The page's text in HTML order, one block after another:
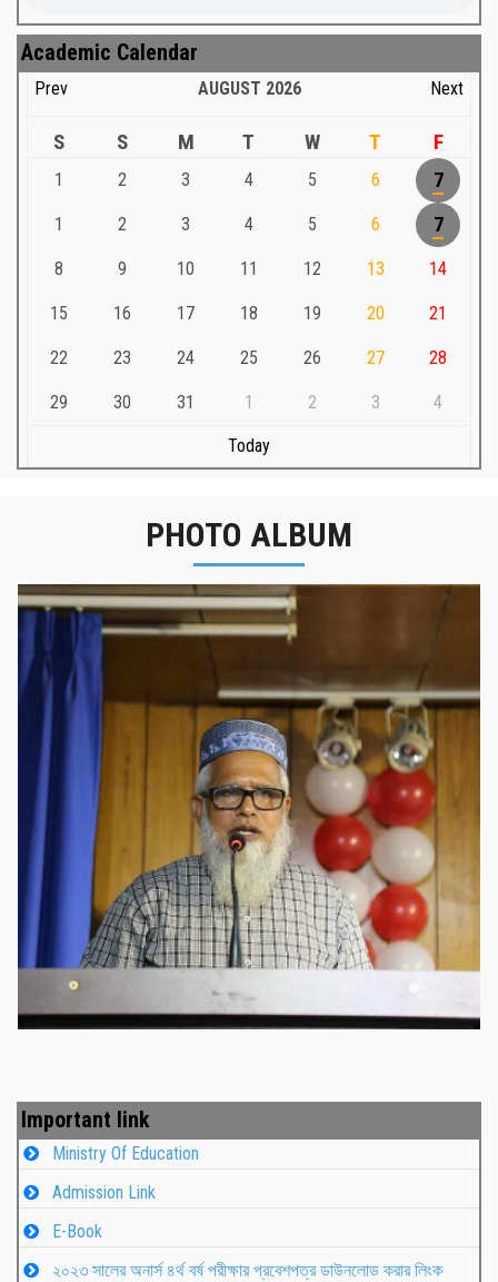
Academic Calendar
Prev AUGUST 2026 Next
S S M T W T F
1 2 3 4 5 6 7
1 2 3 4 5 6 7
8 9 10 11 12 13 14
15 16 17 18 19 20 21
22 23 24 25 26 27 28
29 30 31 1 2 3 4
Today
PHOTO ALBUM
নবীনবরণ - ২০২৫
Important link
Ministry Of Education
Admission Link
E-Book
২০২৩ সালের অনার্স ৪র্থ বর্ষ পরীক্ষার প্রবেশপত্র ডাউনলোড করার লিংক